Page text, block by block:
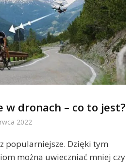
w dronach – co to jest?
2022
popularniejsze. Dzięki tym
można uwieczniać mniej czy